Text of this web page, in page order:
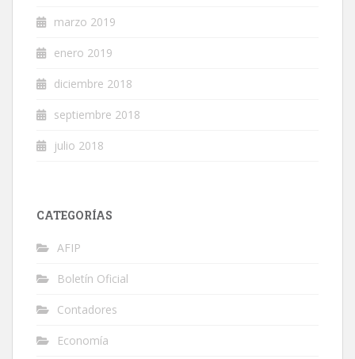
marzo 2019
enero 2019
diciembre 2018
septiembre 2018
julio 2018
CATEGORÍAS
AFIP
Boletín Oficial
Contadores
Economía